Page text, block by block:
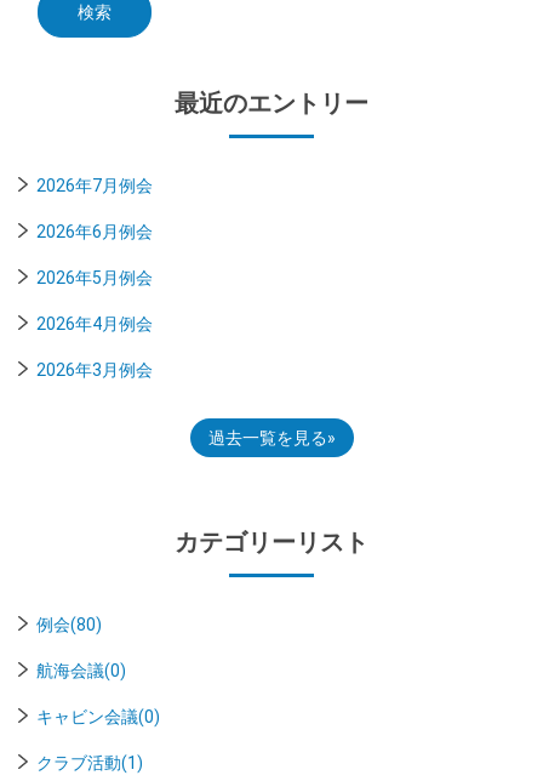
最近のエントリー
2026年7月例会
2026年6月例会
2026年5月例会
2026年4月例会
2026年3月例会
過去一覧を見る
カテゴリーリスト
例会(80)
航海会議(0)
キャビン会議(0)
クラブ活動(1)